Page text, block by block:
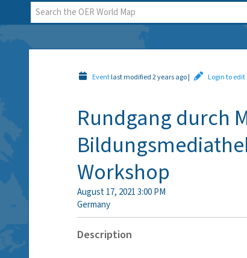
Eventlast modified 2 years ago| Login to edit
Rundgang durch
Workshop
August 17, 2021 3:00 PM
Germany
Description